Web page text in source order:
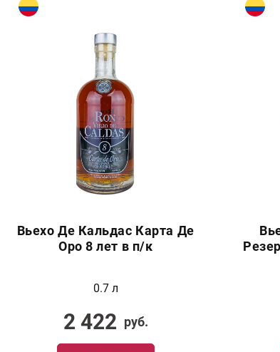
Вьехо Де Кальдас Карта Де
Оро 8 лет в п/к
0.7 л
2 422 руб.